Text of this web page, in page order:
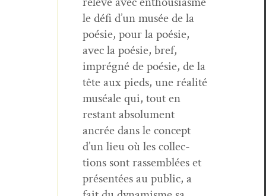
le défi d’un musée de la
poésie, pour la poésie,
avec la poésie, bref,
imprégné de poésie, de la
tête aux pieds, une réal­ité
muséale qui, tout en
restant absol­u­ment
ancrée dans le con­cept
d’un lieu où les col­lec­
tions sont rassem­blées et
présen­tées au pub­lic, a